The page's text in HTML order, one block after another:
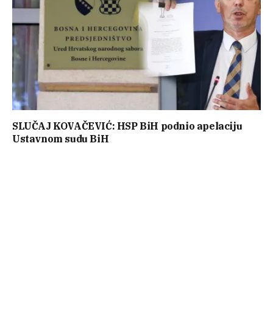
SLUČAJ KOVAČEVIĆ: HSP BiH podnio apelaciju
Ustavnom sudu BiH